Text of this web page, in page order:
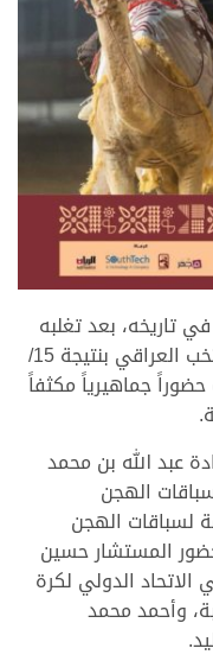
تاريخه، بعد تغلبه
في المباراة النهائية على حساب المنتخب العراقي بنتيجة 15/
جماهيرياً مكثفاً
عبد الله بن محمد
الهجن
لسباقات الهجن
حضور المستشار حسين
الدولي لكرة
وأحمد محمد